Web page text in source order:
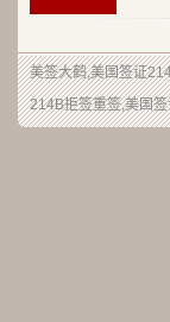
美签大鹤,美国签证
214B拒签重签,美国